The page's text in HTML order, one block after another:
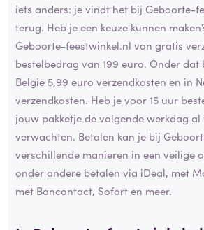
iets anders: je vindt het bij Geboorte-
terug. Heb je een keuze kunnen
Geboorte-feestwinkel.nl van gratis
bestelbedrag van 199 euro. Onder
België 5,99 euro verzendkosten en in
verzendkosten. Heb je voor 15 uur
jouw pakketje de volgende werkdag al
verwachten. Betalen kan je bij
verschillende manieren in een veilige
onder andere betalen via iDeal, met
met Bancontact, Sofort en meer.